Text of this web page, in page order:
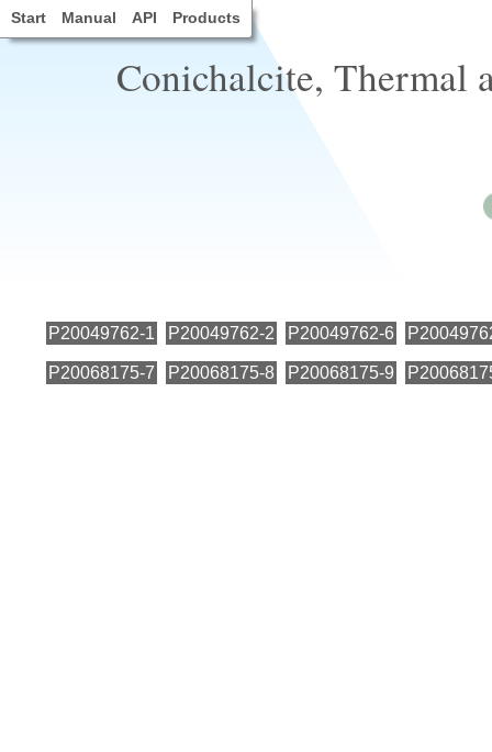
Start Manual API Products
Conichalcite, Thermal
P20049762-1 P20049762-2 P20049762-6
P20068175-7 P20068175-8 P20068175-9